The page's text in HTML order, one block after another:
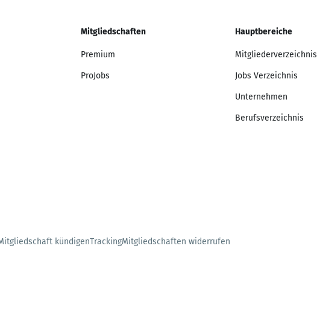
Mitgliedschaften
Premium
ProJobs
Hauptbereiche
Mitgliederverzeichnis
Jobs Verzeichnis
Unternehmen
Berufsverzeichnis
kündigenTrackingMitgliedschaften widerrufen